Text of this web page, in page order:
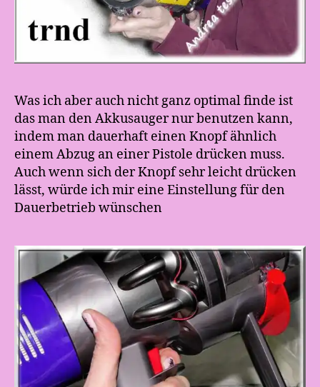
Was ich aber auch nicht ganz optimal finde ist
das man den Akkusauger nur benutzen kann,
indem man dauerhaft einen Knopf ähnlich
einem Abzug an einer Pistole drücken muss.
Auch wenn sich der Knopf sehr leicht drücken
lässt, würde ich mir eine Einstellung für den
Dauerbetrieb wünschen